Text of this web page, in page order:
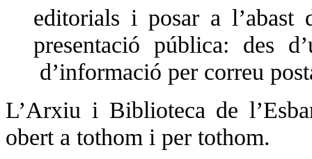
editorials i posar a l’abast
presentació pública: des
d’informació per correu
L’Arxiu i Biblioteca de
obert a tothom i per tothom.